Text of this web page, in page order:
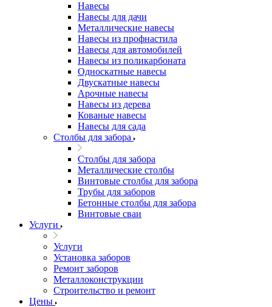
Навесы
Навесы для дачи
Металлические навесы
Навесы из профнастила
Навесы для автомобилей
Навесы из поликарбоната
Односкатные навесы
Двускатные навесы
Арочные навесы
Навесы из дерева
Кованые навесы
Навесы для сада
Столбы для забора
Столбы для забора
Металлические столбы
Винтовые столбы для забора
Трубы для заборов
Бетонные столбы для забора
Винтовые сваи
Услуги
Услуги
Установка заборов
Ремонт заборов
Металлоконструкции
Строительство и ремонт
Цены